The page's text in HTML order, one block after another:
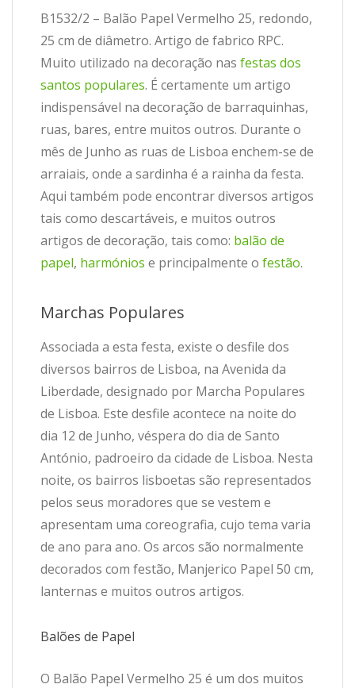
B1532/2 – Balão Papel Vermelho 25, redondo,
25 cm de diâmetro. Artigo de fabrico RPC.
Muito utilizado na decoração nas festas dos
santos populares. É certamente um artigo
indispensável na decoração de barraquinhas,
ruas, bares, entre muitos outros. Durante o
mês de Junho as ruas de Lisboa enchem-se de
arraiais, onde a sardinha é a rainha da festa.
Aqui também pode encontrar diversos artigos
tais como descartáveis, e muitos outros
artigos de decoração, tais como: balão de
papel, harmónios e principalmente o festão.
Marchas Populares
Associada a esta festa, existe o desfile dos
diversos bairros de Lisboa, na Avenida da
Liberdade, designado por Marcha Populares
de Lisboa. Este desfile acontece na noite do
dia 12 de Junho, véspera do dia de Santo
António, padroeiro da cidade de Lisboa. Nesta
noite, os bairros lisboetas são representados
pelos seus moradores que se vestem e
apresentam uma coreografia, cujo tema varia
de ano para ano. Os arcos são normalmente
decorados com festão, Manjerico Papel 50 cm,
lanternas e muitos outros artigos.
Balões de Papel
O Balão Papel Vermelho 25 é um dos muitos